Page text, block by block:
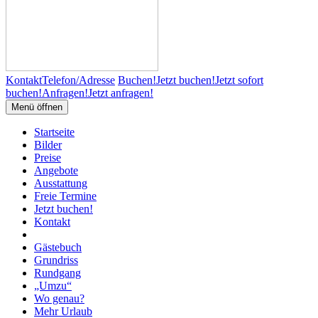
KontaktTelefon/Adresse Buchen!Jetzt buchen!Jetzt sofort
buchen!Anfragen!Jetzt anfragen!
Menü öffnen
Startseite
Bilder
Preise
Angebote
Ausstattung
Freie Termine
Jetzt buchen!
Kontakt
Gästebuch
Grundriss
Rundgang
„Umzu“
Wo genau?
Mehr Urlaub